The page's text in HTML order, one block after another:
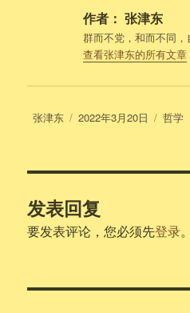
作者： 张津东
群而不党，和而不同，
查看张津东的所有文章
作
张津东
发
2022年3月20日
分
哲学
发表回复
要发表评论，您必须先登录。